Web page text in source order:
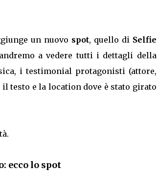
un nuovo spot, quello di Selfie
a vedere tutti i dettagli della
i testimonial protagonisti (attore,
testo e la location dove è stato girato
ecco lo spot